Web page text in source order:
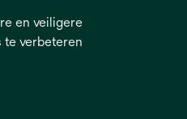
en veiligere
te verbeteren